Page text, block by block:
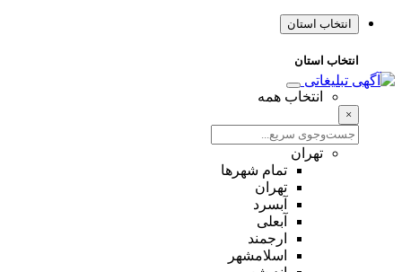
انتخاب استان
انتخاب استان
انتخاب همه
×
تهران
تمام شهر‌ها
تهران
آبسرد
آبعلی
ارجمند
اسلامشهر